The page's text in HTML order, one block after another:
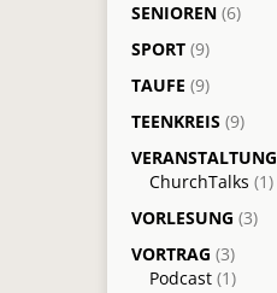
SENIOREN (6)
SPORT (9)
TAUFE (9)
TEENKREIS (9)
VERANSTALTUNG
ChurchTalks (1)
VORLESUNG (3)
VORTRAG (3)
Podcast (1)